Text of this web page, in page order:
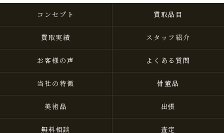
コンセプト 買取品目
買取実績 スタッフ紹介
お客様の声 よくある質問
当社の特徴 骨董品
美術品 出張
無料相談 査定